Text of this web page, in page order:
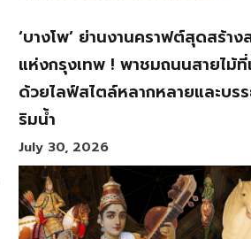
‘บางโพ’ ย่านงานคราฟต์สุดสร้าง
แห่งกรุงเทพ ! พาชมถนนสายไม้ที่
ด้วยไลฟ์สไตล์หลากหลายและบร
ริมน้ำ
July 30, 2026